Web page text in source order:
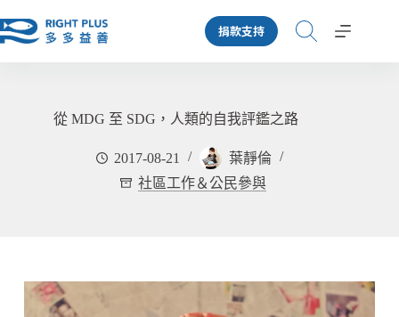
至
捐款支持
從 MDG 至 SDG，人類的自我評鑑之路
2017-08-21
葉靜倫
社區工作＆公民參與